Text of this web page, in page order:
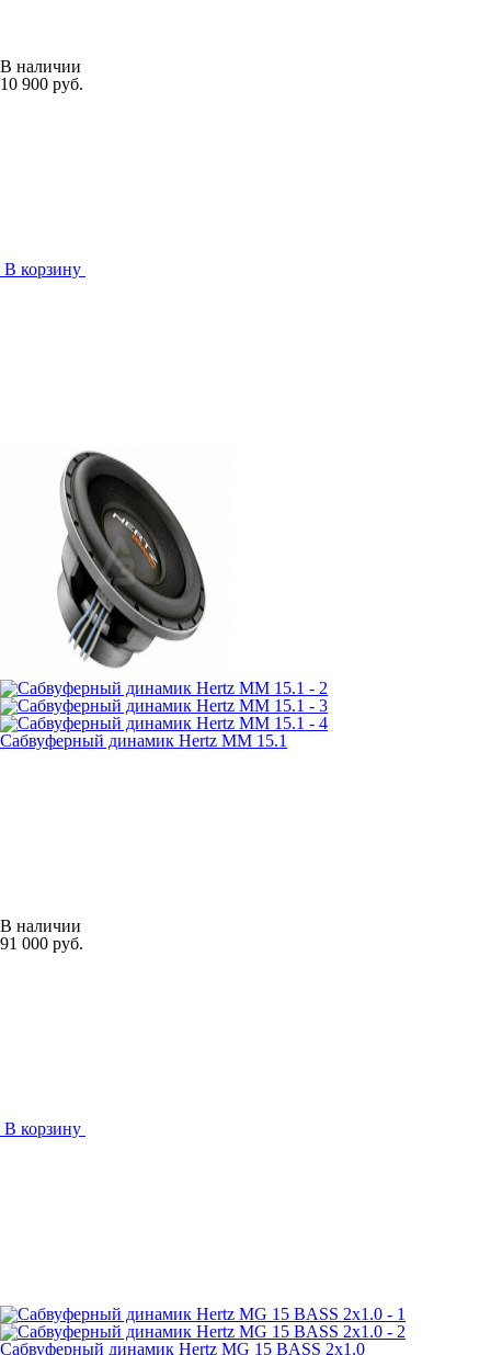
В наличии
10 900 руб.
В корзину
Сабвуферный динамик Hertz MM 15.1
В наличии
91 000 руб.
В корзину
Сабвуферный динамик Hertz MG 15 BASS 2x1.0